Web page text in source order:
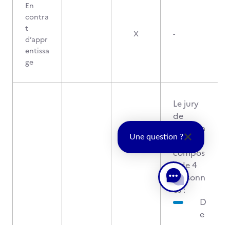
En
contra
t
d’appr
entissa
ge
X -
Le jury
de
certifica
tion est
compos
é de 4
personn
es :
D
e
Une question ?